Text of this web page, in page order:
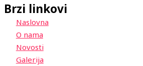
Brzi linkovi
Naslovna
O nama
Novosti
Galerija